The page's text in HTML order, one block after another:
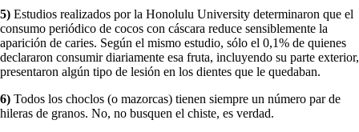
5) Estudios realizados por la Honolulu University determinaron que el
consumo periódico de cocos con cáscara reduce sensiblemente la
aparición de caries. Según el mismo estudio, sólo el 0,1% de quienes
declararon consumir diariamente esa fruta, incluyendo su parte exterior,
presentaron algún tipo de lesión en los dientes que le quedaban.
6) Todos los choclos (o mazorcas) tienen siempre un número par de
hileras de granos. No, no busquen el chiste, es verdad.